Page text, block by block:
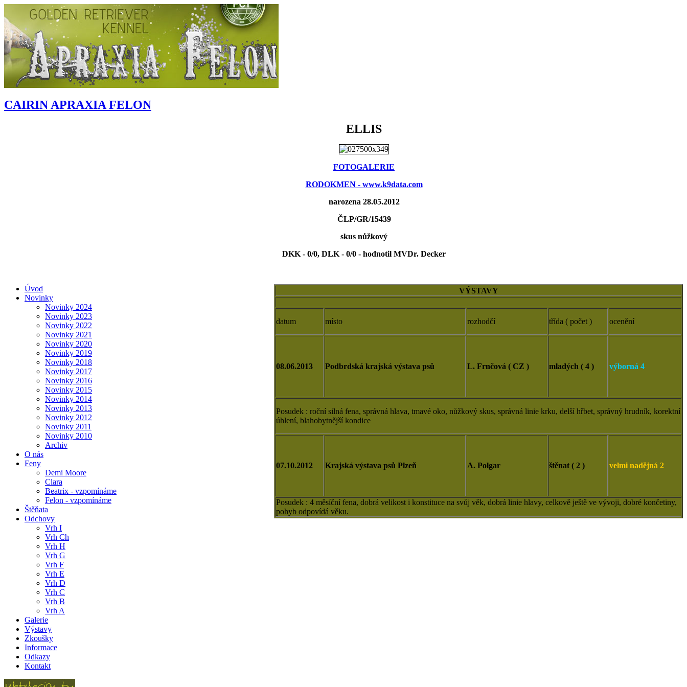
CAIRIN APRAXIA FELON
ELLIS
FOTOGALERIE
RODOKMEN - www.k9data.com
narozena 28.05.2012
ČLP/GR/15439
skus nůžkový
DKK - 0/0, DLK - 0/0 - hodnotil MVDr. Decker
VÝSTAVY
datum místo rozhodčí třída ( počet ) ocenění
08.06.2013 Podbrdská krajská výstava psů L. Frnčová ( CZ ) mladých ( 4 ) výborná 4
Posudek : roční silná fena, správná hlava, tmavé oko, nůžkový skus, správná linie krku, delší hřbet, správný hrudník, korektní
úhlení, blahobytnější kondice
07.10.2012 Krajská výstava psů Plzeň A. Polgar štěnat ( 2 ) velmi nadějná 2
Posudek : 4 měsíční fena, dobrá velikost i konstituce na svůj věk, dobrá linie hlavy, celkově ještě ve vývoji, dobré končetiny,
pohyb odpovídá věku.
Úvod
Novinky
Novinky 2024
Novinky 2023
Novinky 2022
Novinky 2021
Novinky 2020
Novinky 2019
Novinky 2018
Novinky 2017
Novinky 2016
Novinky 2015
Novinky 2014
Novinky 2013
Novinky 2012
Novinky 2011
Novinky 2010
Archiv
O nás
Feny
Demi Moore
Clara
Beatrix - vzpomínáme
Felon - vzpomínáme
Štěňata
Odchovy
Vrh I
Vrh Ch
Vrh H
Vrh G
Vrh F
Vrh E
Vrh D
Vrh C
Vrh B
Vrh A
Galerie
Výstavy
Zkoušky
Informace
Odkazy
Kontakt